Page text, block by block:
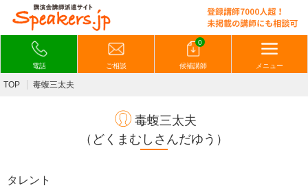
電話 ご相談
0
候補講師 メニュー
TOP 毒蝮三太夫
毒蝮三太夫
（どくまむしさんだゆう）
タレント